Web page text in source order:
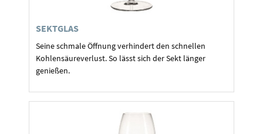
SEKTGLAS
Seine schmale Öffnung verhindert den schnellen
Kohlensäureverlust. So lässt sich der Sekt länger
genießen.